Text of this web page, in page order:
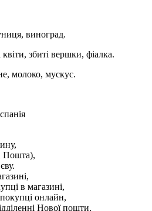
виноград.
збиті вершки, фіалка.
молоко, мускус.
Пошта),
в магазині,
онлайн,
Нової пошти.